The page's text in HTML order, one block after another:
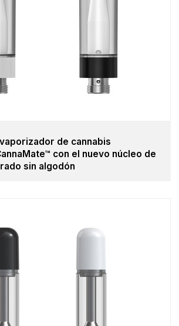
de cannabis
con el nuevo núcleo de
sin algodón